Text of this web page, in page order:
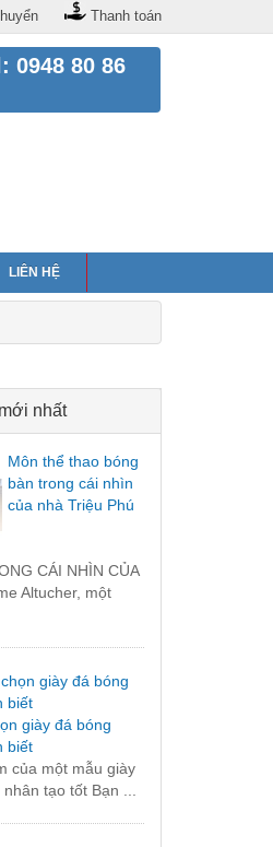
Thanh toán
0948 80 86
LIÊN HỆ
nhất
Môn thể thao bóng
bàn trong cái nhìn
của nhà Triệu Phú
CÁI NHÌN CỦA
Altucher, một
giày đá bóng
biết
của một mẫu giày
tạo tốt Bạn ...